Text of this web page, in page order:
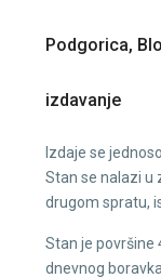
Podgorica,
izdavanje
Izdaje se
Stan se nalazi u
drugom spratu,
Stan je površine
dnevnog